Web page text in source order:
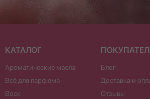
КАТАЛОГ
Ароматические масла
Всё для парфюма
Воск
Отзывы
Доставка и
Блог